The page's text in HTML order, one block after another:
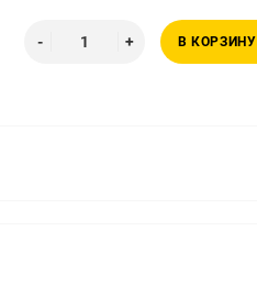
В КОРЗИНУ